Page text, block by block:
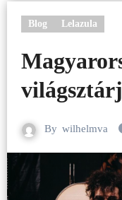
Blog Lelazula
By wilhelmva